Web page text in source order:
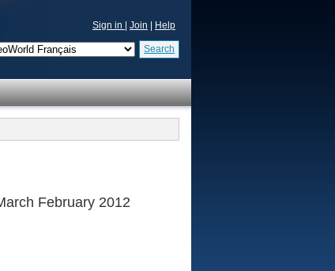
Sign in Join Help
Search
February 2012